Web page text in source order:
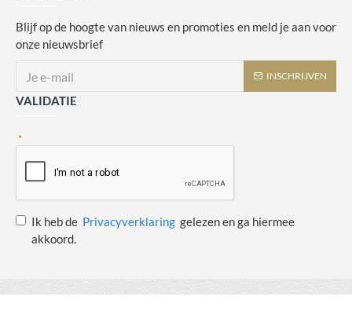
Blijf op de hoogte van nieuws en promoties en meld je aan voor
onze nieuwsbrief
INSCHRIJVEN
VALIDATIE
Ik heb de Privacyverklaring gelezen en ga hiermee
akkoord.